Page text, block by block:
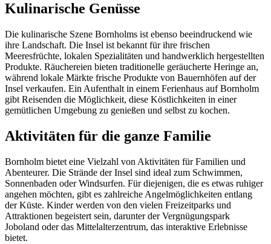
Kulinarische Genüsse
Die kulinarische Szene Bornholms ist ebenso beeindruckend wie
ihre Landschaft. Die Insel ist bekannt für ihre frischen
Meeresfrüchte, lokalen Spezialitäten und handwerklich hergestellten
Produkte. Räuchereien bieten traditionelle geräucherte Heringe an,
während lokale Märkte frische Produkte von Bauernhöfen auf der
Insel verkaufen. Ein Aufenthalt in einem Ferienhaus auf Bornholm
gibt Reisenden die Möglichkeit, diese Köstlichkeiten in einer
gemütlichen Umgebung zu genießen und selbst zu kochen.
Aktivitäten für die ganze Familie
Bornholm bietet eine Vielzahl von Aktivitäten für Familien und
Abenteurer. Die Strände der Insel sind ideal zum Schwimmen,
Sonnenbaden oder Windsurfen. Für diejenigen, die es etwas ruhiger
angehen möchten, gibt es zahlreiche Angelmöglichkeiten entlang
der Küste. Kinder werden von den vielen Freizeitparks und
Attraktionen begeistert sein, darunter der Vergnügungspark
Joboland oder das Mittelalterzentrum, das interaktive Erlebnisse
bietet.